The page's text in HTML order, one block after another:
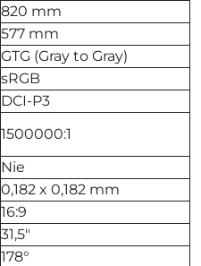
820 mm
577 mm
GTG (Gray to Gray)
sRGB
DCI-P3
1500000:1
Nie
0,182 x 0,182 mm
16:9
31,5"
178°